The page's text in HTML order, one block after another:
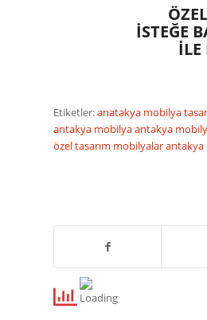
İSTEĞE
İLE
Etiketler:anatakya mobilya
antakya mobilyaantakya
özel tasarım mobilyalarantakya